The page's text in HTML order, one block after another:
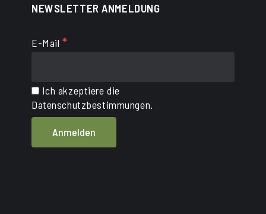
NEWSLETTER ANMELDUNG
E-Mail *
Ich akzeptiere die
Datenschutzbestimmungen.